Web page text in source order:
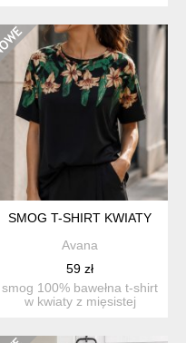
SMOG T-SHIRT KWIATY
Avana
59 zł
smog 100% bawełna t-shirt
w kwiaty z mięsistej